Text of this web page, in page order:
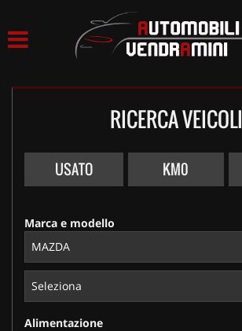
ASSISTENZA
RICERCA VEICOLI
USATO KM0
Marca e modello
Alimentazione